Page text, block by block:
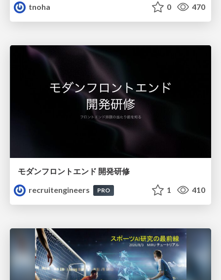
tnoha 0 470
モダンフロントエンド 開発研修
recruitengineers
PRO 1 410